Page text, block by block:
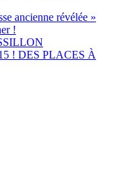
ancienne révélée »
!
! DES PLACES À